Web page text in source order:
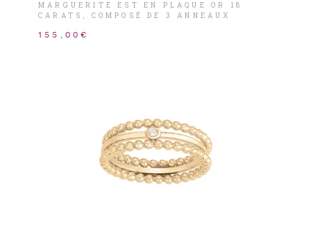
MARGUERITE EST EN PLAQUE OR 18
CARATS, COMPOSÉ DE 3 ANNEAUX
D’UN DIAMANT HSI 0,015CARATS ET LE
155,00€